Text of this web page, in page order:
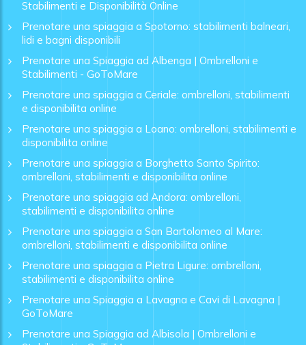
Stabilimenti e Disponibilità Online
Prenotare una spiaggia a Spotorno: stabilimenti balneari,
lidi e bagni disponibili
Prenotare una Spiaggia ad Albenga | Ombrelloni e
Stabilimenti - GoToMare
Prenotare una spiaggia a Ceriale: ombrelloni, stabilimenti
e disponibilita online
Prenotare una spiaggia a Loano: ombrelloni, stabilimenti e
disponibilita online
Prenotare una spiaggia a Borghetto Santo Spirito:
ombrelloni, stabilimenti e disponibilita online
Prenotare una spiaggia ad Andora: ombrelloni,
stabilimenti e disponibilita online
Prenotare una spiaggia a San Bartolomeo al Mare:
ombrelloni, stabilimenti e disponibilita online
Prenotare una spiaggia a Pietra Ligure: ombrelloni,
stabilimenti e disponibilita online
Prenotare una Spiaggia a Lavagna e Cavi di Lavagna |
GoToMare
Prenotare una Spiaggia ad Albisola | Ombrelloni e